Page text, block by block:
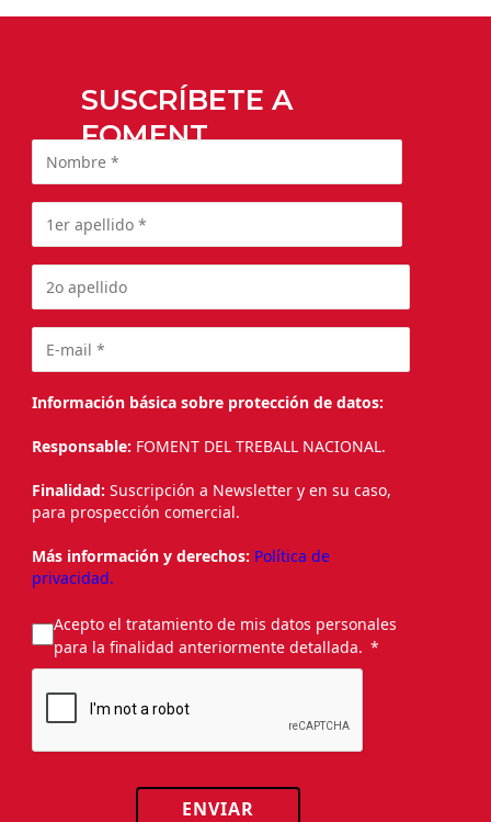
SUSCRÍBETE A
FOMENT
Información básica sobre protección de datos:
Responsable: FOMENT DEL TREBALL NACIONAL.
Finalidad: Suscripción a Newsletter y en su caso,
para prospección comercial.
Más información y derechos: Política de
privacidad.
Acepto el tratamiento de mis datos personales
para la finalidad anteriormente detallada.
ENVIAR